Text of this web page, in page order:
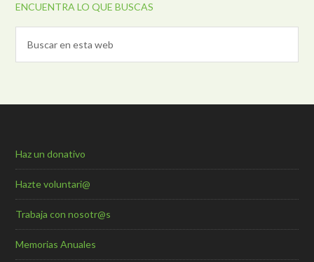
ENCUENTRA LO QUE BUSCAS
Haz un donativo
Hazte voluntari@
Trabaja con nosotr@s
Memorias Anuales